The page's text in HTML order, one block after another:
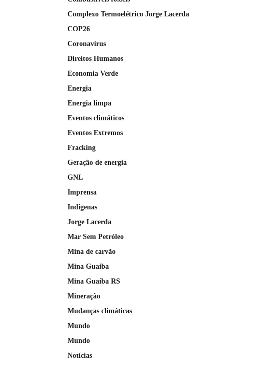
Complexo Termoelétrico Jorge Lacerda
COP26
Coronavírus
Direitos Humanos
Economia Verde
Energia
Energia limpa
Eventos climáticos
Eventos Extremos
Fracking
Geração de energia
GNL
Imprensa
Indígenas
Jorge Lacerda
Mar Sem Petróleo
Mina de carvão
Mina Guaiba
Mina Guaíba RS
Mineração
Mudanças climáticas
Mundo
Mundo
Notícias